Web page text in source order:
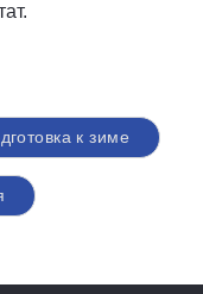
к зиме